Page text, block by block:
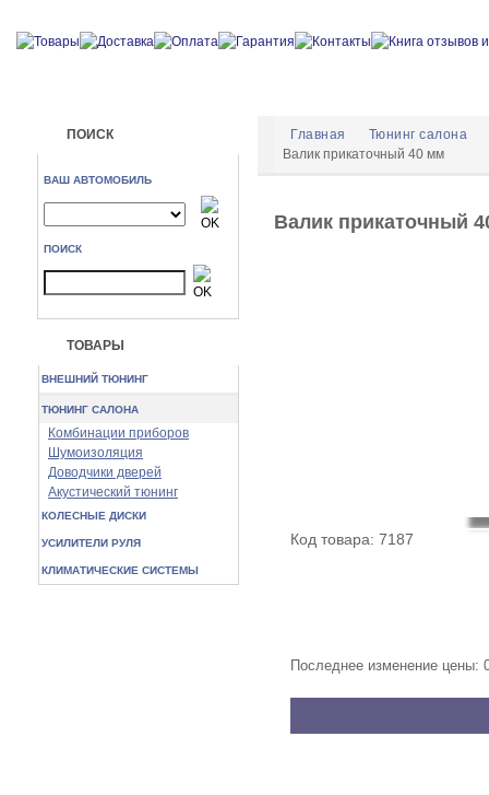
ПОИСК
ВАШ АВТОМОБИЛЬ
ПОИСК
ТОВАРЫ
ВНЕШНИЙ ТЮНИНГ
ТЮНИНГ САЛОНА
Комбинации приборов
Шумоизоляция
Доводчики дверей
Акустический тюнинг
КОЛЕСНЫЕ ДИСКИ
УСИЛИТЕЛИ РУЛЯ
КЛИМАТИЧЕСКИЕ СИСТЕМЫ
Главная
Тюнинг салона
Валик прикаточный 40 мм
Валик прикаточный
Код товара: 7187
Последнее изменение цены: